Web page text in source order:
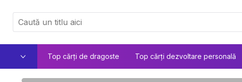
Top cărți de dragoste Top cărți dezvoltare personală